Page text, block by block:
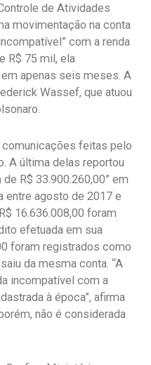
de Atividades
movimentação na conta
com a renda
R$ 75 mil, ela
apenas seis meses. A
Wassef, que atuou
feitas pelo
A última delas reportou
R$ 33.900.260,00” em
entre agosto de 2017 e
16.636.008,00 foram
efetuada em sua
foram registrados como
da mesma conta. “A
incompatível com a
à época”, afirma
não é considerada